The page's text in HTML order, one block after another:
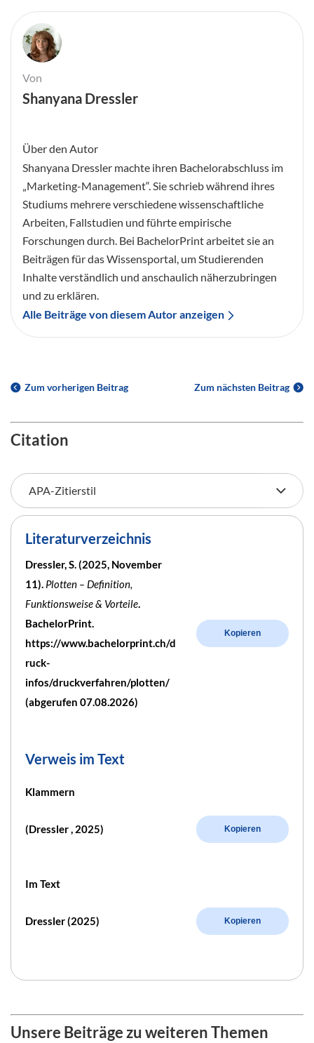
Von
Shanyana Dressler
Über den Autor
Shanyana Dressler machte ihren Bachelorabschluss im
„Marketing-Management“. Sie schrieb während ihres
Studiums mehrere verschiedene wissenschaftliche
Arbeiten, Fallstudien und führte empirische
Forschungen durch. Bei BachelorPrint arbeitet sie an
Beiträgen für das Wissensportal, um Studierenden
Inhalte verständlich und anschaulich näherzubringen
und zu erklären.
Alle Beiträge von diesem Autor anzeigen
Zum vorherigen Beitrag Zum nächsten Beitrag
Citation
Literaturverzeichnis
Dressler, S. (2025, November
11). Plotten – Definition,
Funktionsweise & Vorteile.
BachelorPrint.
https://www.bachelorprint.ch/d
ruck-
infos/druckverfahren/plotten/
(abgerufen 07.08.2026)
Kopieren
Verweis im Text
Klammern
(Dressler , 2025) Kopieren
Im Text
Dressler (2025) Kopieren
Unsere Beiträge zu weiteren Themen